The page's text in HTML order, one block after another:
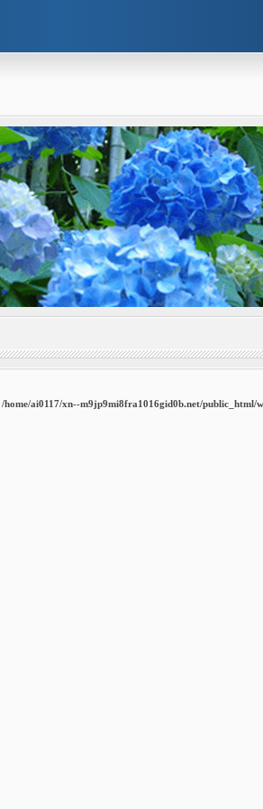
/home/ai0117/xn--m9jp9mi8fra1016gid0b.net/public_html/